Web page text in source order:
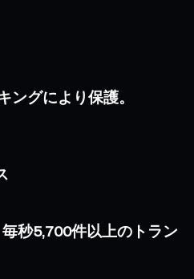
ングにより保護。
秒5,700件以上のトラン